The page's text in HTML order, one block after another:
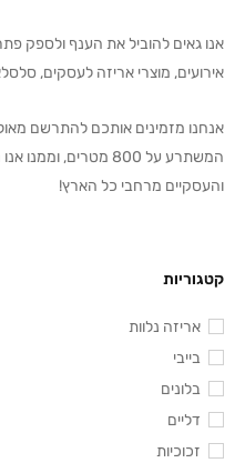
אנו גאים להוביל את הענף ולספק
אירועים, מוצרי אריזה לעסקים,
אנחנו מזמינים אותכם להתרשם
המשתרע על 800
והעסקיים מרחבי כל הארץ!
קטגוריות
אריזה נלוות
בייבי
בלונים
דליים
זכוכיות